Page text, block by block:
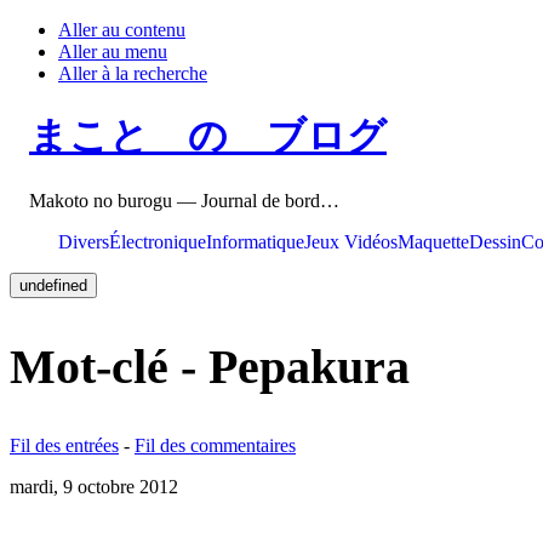
Aller au contenu
Aller au menu
Aller à la recherche
まこと の ブログ
Makoto no burogu — Journal de bord…
DiversÉlectroniqueInformatiqueJeux VidéosMaquetteDessin
undefined
Mot-clé - Pepakura
Fil des entrées - Fil des commentaires
mardi, 9 octobre 2012